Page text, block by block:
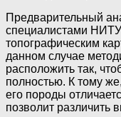
Предварительный
специалистами
топографическим
данном случае
расположить так,
полностью. К тому
его породы
позволит различить